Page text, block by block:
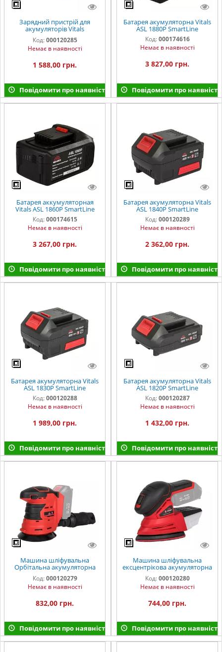
Зарядний пристрій для
акумуляторів Vitals
Professional LSL 1835-2P
SmartLine
Код: 000120285
Немає в наявності
1 588,00 грн.
Повідомити про наявність
Батарея акумуляторна Vitals
ASL 1880P SmartLine
Код: 000174616
Немає в наявності
3 827,00 грн.
Повідомити про наявність
Батарея аккумуляторная
Vitals ASL 1860P SmartLine
Код: 000174615
Немає в наявності
3 267,00 грн.
Повідомити про наявність
Батарея акумуляторна Vitals
ASL 1840P SmartLine
Код: 000120289
Немає в наявності
2 362,00 грн.
Повідомити про наявність
Батарея акумуляторна Vitals
ASL 1830P SmartLine
Код: 000120288
Немає в наявності
1 989,00 грн.
Повідомити про наявність
Батарея акумуляторна Vitals
ASL 1820P SmartLine
Код: 000120287
Немає в наявності
1 432,00 грн.
Повідомити про наявність
Машина шліфувальна
Орбітальна акумуляторна
Vitals Master AVs 1814P
SmartLine
Код: 000120279
Немає в наявності
832,00 грн.
Повідомити про наявність
Машина шліфувальна
ексцентрікова акумуляторна
Vitals Master AEs 18125P
SmartLine
Код: 000120280
Немає в наявності
744,00 грн.
Повідомити про наявність